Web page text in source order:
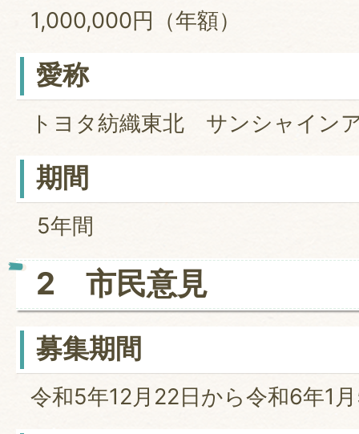
1,000,000円（年額）
愛称
トヨタ紡織東北 サンシャイン
期間
5年間
2 市民意見
募集期間
令和5年12月22日から令和6年1